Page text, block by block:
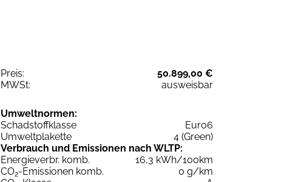
Preis:
50.899,00 €
MWSt:
ausweisbar
Umweltnormen:
Schadstoffklasse
Euro6
Umweltplakette
4 (Green)
Verbrauch und Emissionen nach WLTP:
Energieverbr. komb.
16,3 kWh/100km
CO2-Emissionen komb.
0 g/km